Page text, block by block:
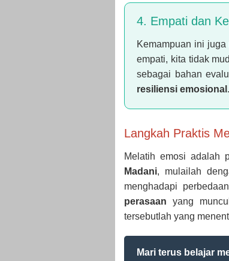
4. Empati dan
Kemampuan ini
empati, kita tidak
sebagai bahan
resiliensi emosional .
Langkah Praktis
Melatih emosi adalah
Madani, mulailah
menghadapi
perasaan yang
tersebutlah yang
Mari terus belajar